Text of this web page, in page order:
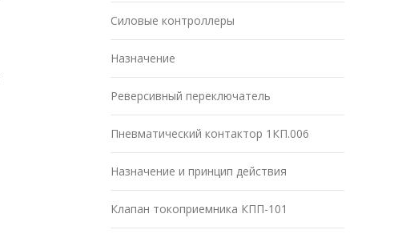
Силовые контроллеры
Назначение
Реверсивный переключатель
Пневматический контактор 1КП.006
Назначение и принцип действия
Клапан токоприемника КПП-101